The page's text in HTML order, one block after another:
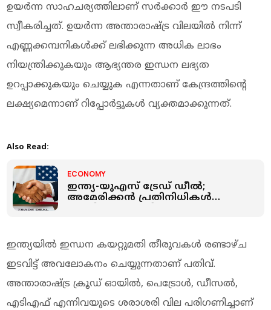
ഉയര്‍ന്ന സാഹചര്യത്തിലാണ് സര്‍ക്കാര്‍ ഈ നടപടി
സ്വീകരിച്ചത്. ഉയര്‍ന്ന അന്താരാഷ്ട്ര വിലയില്‍ നിന്ന്
എണ്ണക്കമ്പനികള്‍ക്ക് ലഭിക്കുന്ന അധിക ലാഭം
നിയന്ത്രിക്കുകയും ആഭ്യന്തര ഇന്ധന ലഭ്യത
ഉറപ്പാക്കുകയും ചെയ്യുക എന്നതാണ് കേന്ദ്രത്തിന്റെ
ലക്ഷ്യമെന്നാണ് റിപ്പോര്‍ട്ടുകള്‍ വ്യക്തമാക്കുന്നത്.
Also Read:
ECONOMY
ഇന്ത്യ-യുഎസ് ട്രേഡ് ഡീല്‍;
അമേരിക്കന്‍ പ്രതിനിധികള്‍
ഇന്ത്യയില്‍ ഇന്ധന കയറ്റുമതി തീരുവകള്‍ രണ്ടാഴ്ച
ഇടവിട്ട് അവലോകനം ചെയ്യുന്നതാണ് പതിവ്.
അന്താരാഷ്ട്ര ക്രൂഡ് ഓയില്‍, പെട്രോള്‍, ഡീസല്‍,
എടിഎഫ് എന്നിവയുടെ ശരാശരി വില പരിഗണിച്ചാണ്